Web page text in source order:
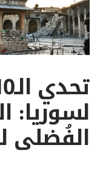
لسوريا:
الفُضلى